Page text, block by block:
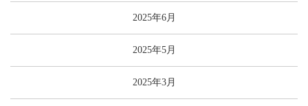
2025年6月
2025年5月
2025年3月